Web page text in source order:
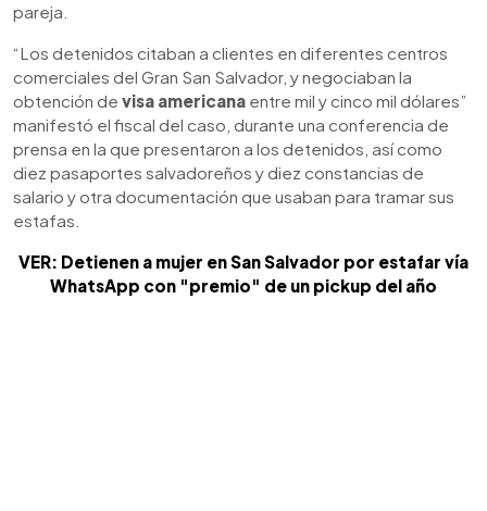
pareja.
“Los detenidos citaban a clientes en diferentes centros
comerciales del Gran San Salvador, y negociaban la
obtención de visa americana entre mil y cinco mil dólares”
manifestó el fiscal del caso, durante una conferencia de
prensa en la que presentaron a los detenidos, así como
diez pasaportes salvadoreños y diez constancias de
salario y otra documentación que usaban para tramar sus
estafas.
VER: Detienen a mujer en San Salvador por estafar vía
WhatsApp con "premio" de un pickup del año